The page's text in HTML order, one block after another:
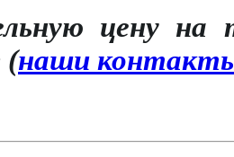
цену на
(наши